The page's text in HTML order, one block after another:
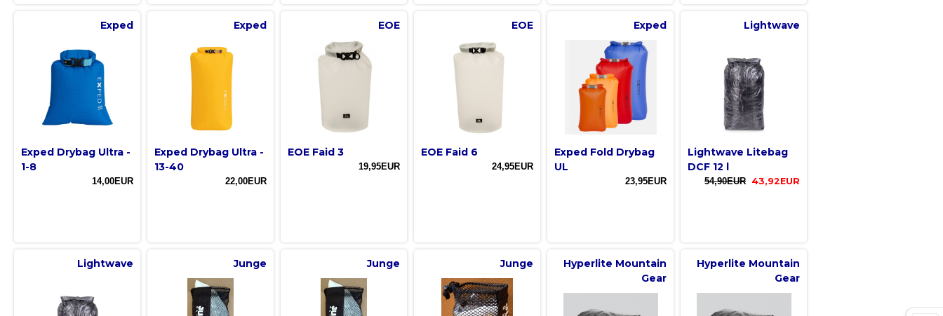
Exped
Exped Drybag Ultra -
1-8
14,00EUR
Exped
Exped Drybag Ultra -
13-40
22,00EUR
EOE
EOE Faid 3
19,95EUR
EOE
EOE Faid 6
24,95EUR
Exped
Exped Fold Drybag
UL
23,95EUR
Lightwave
Lightwave Litebag
DCF 12 l
54,90EUR 43,92EUR
Lightwave Junge Junge Junge
Hyperlite Mountain
Gear
Hyperlite Mountain
Gear